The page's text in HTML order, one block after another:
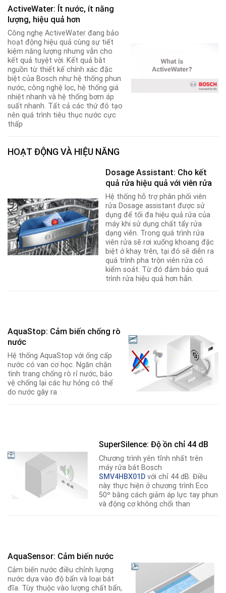
ActiveWater: Ít nước, ít năng
lượng, hiệu quả hơn
Công nghẹ ActiveWater đang bảo
hoạt động hiệu quả cùng sự tiết
kiệm năng lượng nhưng vẫn cho
kết quả tuyệt vời. Kết quả bắt
nguồn từ thiết kế chính xác đặc
biệt của Bosch như hệ thống phun
nước, công nghệ lọc, hệ thống giá
nhiệt nhanh và hệ thống bơm áp
suất nhanh. Tất cả các thứ đó tạo
nên quá trình tiêu thục nước cực
thấp
HOẠT ĐỘNG VÀ HIỆU NĂNG
Dosage Assistant: Cho kết
quả rửa hiệu quả với viên rửa
Hệ thống hỗ trợ phân phối viên
rửa Dosage assistant được sử
dụng để tối đa hiệu quả rửa của
máy khi sử dụng chất tẩy rửa
dạng viên. Trong quá trình rửa
viên rửa sẽ rơi xuống khoang đặc
biệt ở khay trên, tại đó sẽ diễn ra
quá trình pha trộn viên rửa có
kiểm soát. Từ đó đảm bảo quá
trình rửa hiệu quả hơn hẳn.
AquaStop: Cảm biến chống rò
nước
Hệ thống AquaStop với ống cấp
nước có van cơ học. Ngăn chặn
tình trang chống rò rỉ nước, bảo
vệ chống lại các hư hỏng có thể
do nước gây ra
SuperSilence: Độ ồn chỉ 44 dB
Chương trình yên tĩnh nhất trên
máy rửa bát Bosch
SMV4HBX01D với chỉ 44 dB. Điều
này thực hiện ở chương trình Eco
50º bằng cách giảm áp lực tay phun
và động cơ không chổi than
AquaSensor: Cảm biến nước
Cảm biến nước điều chỉnh lượng
nước dựa vào độ bẩn và loại bát
đĩa. Tùy thuộc vào lượng chất bẩn,